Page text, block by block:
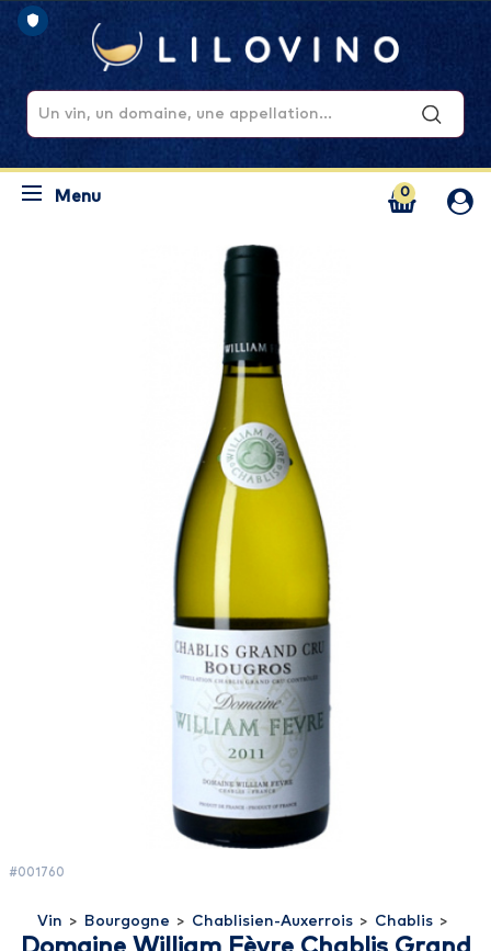
0
Menu
#001760
Vin > Bourgogne > Chablisien-Auxerrois > Chablis >